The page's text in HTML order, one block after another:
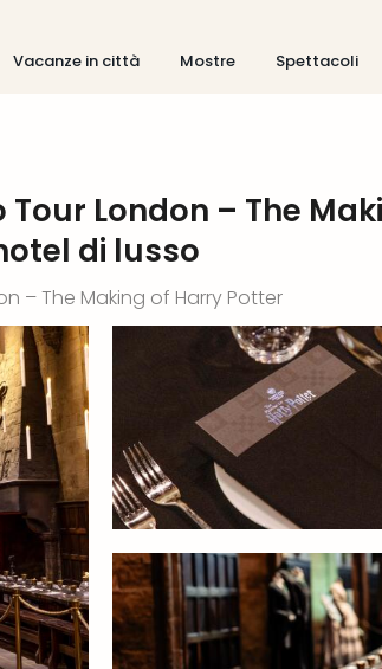
Vacanze in città Mostre Spettacoli
London – The
di lusso
– The Making of Harry Potter